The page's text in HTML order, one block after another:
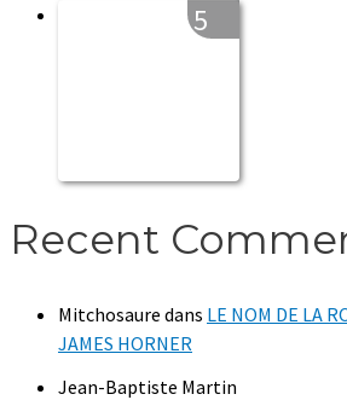
5
Recent
Mitchosaure dans LE NOM DE LA
JAMES HORNER
Jean-Baptiste Martin